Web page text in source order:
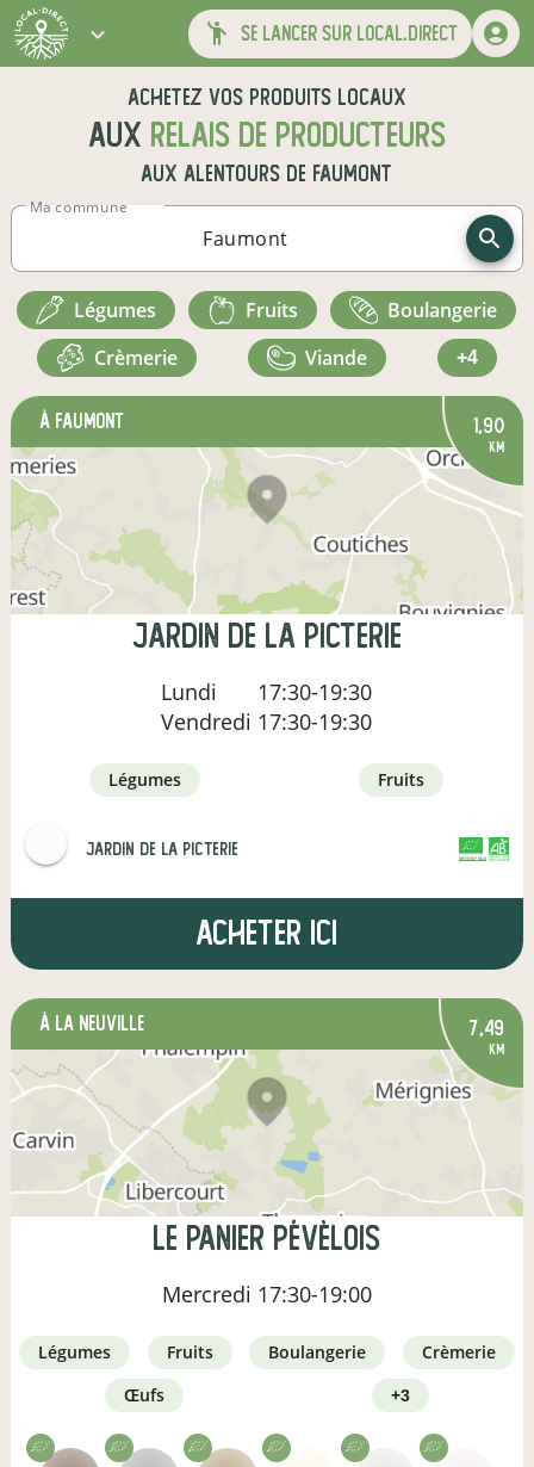
se lancer sur local.direct
Achetez vos produits locaux
aux relais de producteurs
aux alentours de Faumont
Ma commune
légumes fruits
boulangerie
crèmerie
viande +4
à Faumont 1,90
km
Jardin de la Picterie
Lundi
17:30-19:30
Vendredi 17:30-19:30
légumes fruits
Jardin de la Picterie CERTIFIÉ PAR FR-BIO-01
AGRICULTURE FRANCE
Acheter ici
à La Neuville 7,49
km
Le panier pévèlois
Mercredi 17:30-19:00
légumes fruits boulangerie
crèmerie
œufs
+3